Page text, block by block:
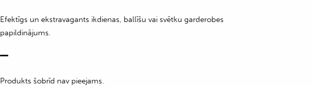
Efektīgs un ekstravagants ikdienas, ballīšu vai svētku garderobes
papildinājums.
Produkts šobrīd nav pieejams.